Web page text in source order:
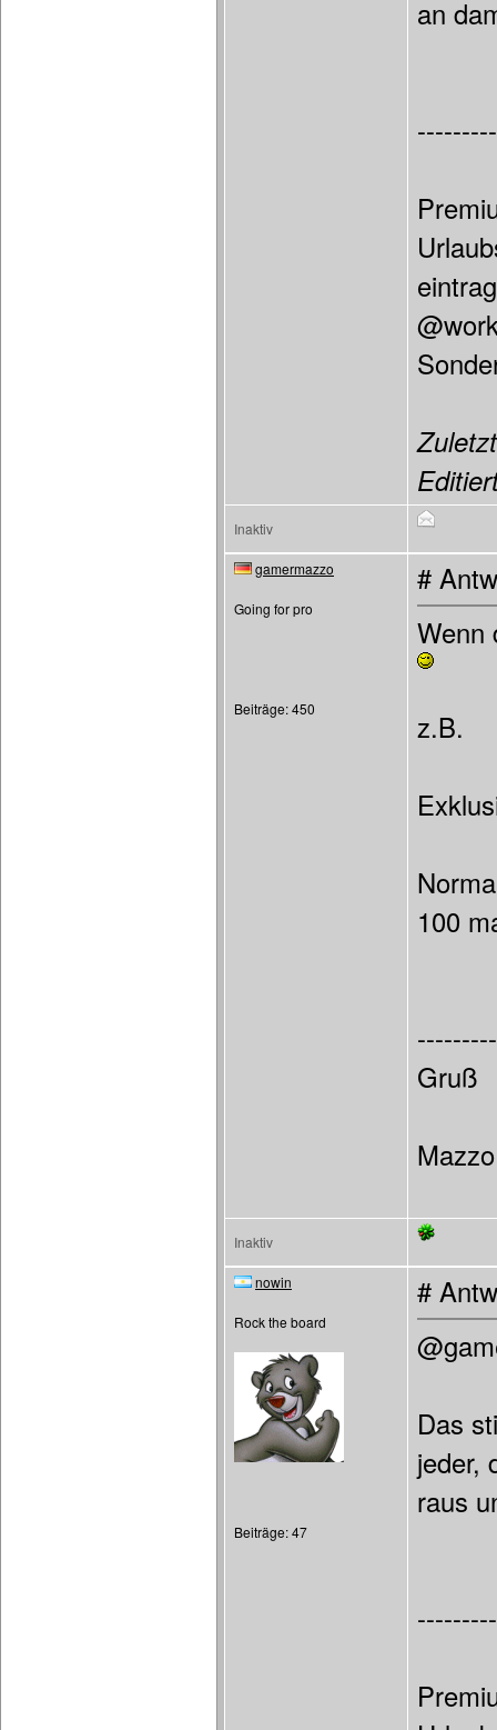
an
Inaktiv
gamermazzo
Going for pro
Beiträge: 450
#
Wenn
z.B.
100
Gruß
Mazzo
Inaktiv
nowin
Rock the board
Beiträge: 47
#
Das
jeder,
raus